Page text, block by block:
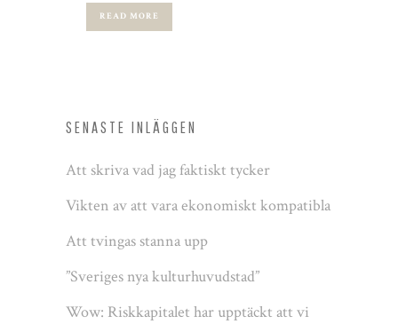
READ MORE
SENASTE INLÄGGEN
Att skriva vad jag faktiskt tycker
Vikten av att vara ekonomiskt kompatibla
Att tvingas stanna upp
”Sveriges nya kulturhuvudstad”
Wow: Riskkapitalet har upptäckt att vi